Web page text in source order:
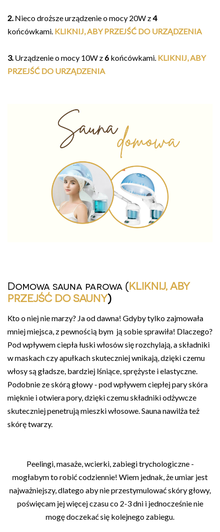
2. Nieco droższe urządzenie o mocy 20W z4
końcówkami. KLIKNIJ, ABY PRZEJŚĆ DO URZĄDZENIA
3. Urządzenie o mocy 10W z6 końcówkami. KLIKNIJ, ABY
PRZEJŚĆ DO URZĄDZENIA
Domowa sauna parowa (KLIKNIJ, ABY
PRZEJŚĆ DO SAUNY)
Kto o niej nie marzy? Ja od dawna! Gdyby tylko zajmowała
mniej miejsca, z pewnością bym ją sobie sprawiła! Dlaczego?
Pod wpływem ciepła łuski włosów się rozchylają, a składniki
w maskach czy apułkach skuteczniej wnikają, dzięki czemu
włosy są gładsze, bardziej lśniące, sprężyste i elastyczne.
Podobnie ze skórą głowy - pod wpływem ciepłej pary skóra
mięknie i otwiera pory, dzięki czemu składniki odżywcze
skuteczniej penetrują mieszki włosowe. Sauna nawilża też
skórę twarzy.
Peelingi, masaże, wcierki, zabiegi trychologiczne -
mogłabym to robić codziennie! Wiem jednak, że umiar jest
najważniejszy, dlatego aby nie przestymulować skóry głowy,
poświęcam jej więcej czasu co 2-3 dni i jednocześnie nie
mogę doczekać się kolejnego zabiegu.